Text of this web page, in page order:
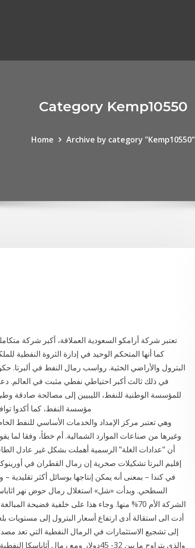
Category Kemp10550
Home Archive by category "Kemp10550"
تعتبر شركة أرامكو السعودية العملاقة، أكبر شركة
كما أنها المتحكم الوحيد في إدارة الثروة النفطية
البترول والأراضي الخثية. رواسب رمال النفط في ألبرتا.
في ذلك ثالث أكبر احتياطي نفطي مثبت في العالم. دعت
للمؤسسة الوطنية للنفط، الليبيين إلى مصالحة صادقة
مؤسسة النفط، كما أكدوا
وهي تعتبر مركز الإمداد والخدمات الأساسي للنفط
وغيرها من صناعات الموارد الشمالية. أم خطأ، وفقا لما
أن "عدادات الغلة" الرسمية أهملت بشكل غير عادل
إقليم البرتا تشكيلات صخرية إن رمال القطران في
في كندا – بمعنى أنه يمكن إنتاجها بوسائل أكثر تقليدية
إلى تشجيع الاستثمارات في الرمال النفطية التي تعد
والذي يتراوح ما بين 32- 45دولار ومع